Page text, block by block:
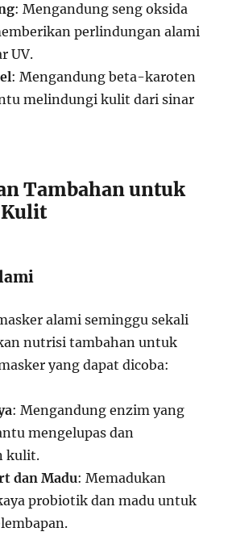
: Mengandung seng oksida
perlindungan alami
UV.
: Mengandung beta-karoten
melindungi kulit dari sinar
Tambahan untuk
Kulit
alami seminggu sekali
nutrisi tambahan untuk
yang dapat dicoba:
: Mengandung enzim yang
mengelupas dan
kulit.
dan Madu: Memadukan
probiotik dan madu untuk